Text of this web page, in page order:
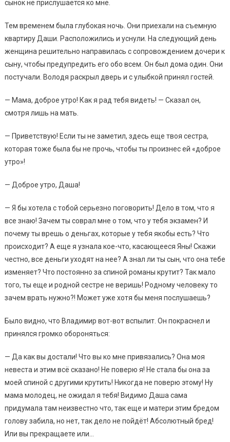
сынок не прислушается ко мне.
Тем временем была глубокая ночь. Они приехали на съемную
квартиру Даши. Расположились и уснули. На следующий день
женщина решительно направилась с сопровождением дочери к
сыну, чтобы предупредить его обо всем. Он был дома один. Они
постучали. Володя раскрыл дверь и с улыбкой принял гостей.
— Мама, доброе утро! Как я рад тебя видеть! — Сказал он,
смотря лишь на мать.
— Приветствую! Если ты не заметил, здесь еще твоя сестра,
которая тоже была бы не прочь, чтобы ты произнес ей «доброе
утро»!
— Доброе утро, Даша!
— Я бы хотела с тобой серьезно поговорить! Дело в том, что я
все знаю! Зачем ты соврал мне о том, что у тебя экзамен? И
почему ты врешь о деньгах, которые у тебя якобы есть? Что
происходит? А еще я узнала кое-что, касающееся Яны! Скажи
честно, все деньги уходят на нее? А знал ли ты сын, что она тебе
изменяет? Что постоянно за спиной романы крутит? Так мало
того, ты еще и родной сестре не веришь! Родному человеку то
зачем врать нужно?! Может уже хотя бы меня послушаешь?
Было видно, что Владимир вот-вот вспылит. Он покраснел и
принялся громко обороняться:
— Да как вы достали! Что вы ко мне привязались? Она моя
невеста и этим всё сказано! Не поверю я! Не стала бы она за
моей спиной с другими крутить! Никогда не поверю этому! Ну
мама молодец, не ожидал я тебя! Видимо Даша сама
придумала там неизвестно что, так еще и матери этим бредом
голову забила, но нет, так дело не пойдёт! Абсолютный бред!
Или вы прекращаете или…